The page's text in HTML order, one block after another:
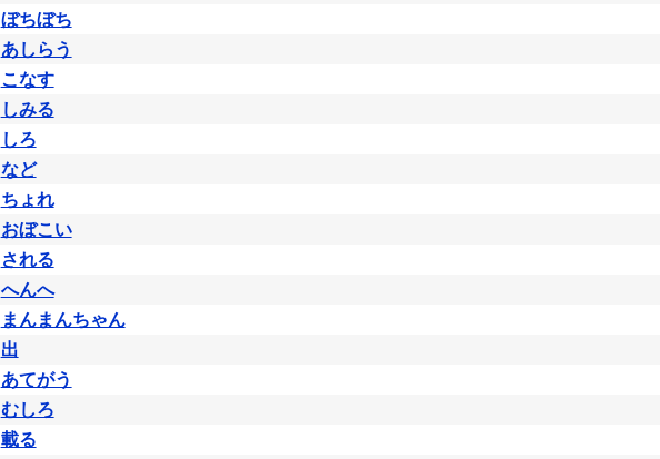
ぼちぼち
あしらう
こなす
しみる
しろ
など
ちょれ
おぼこい
される
へんへ
まんまんちゃん
出
あてがう
むしろ
載る